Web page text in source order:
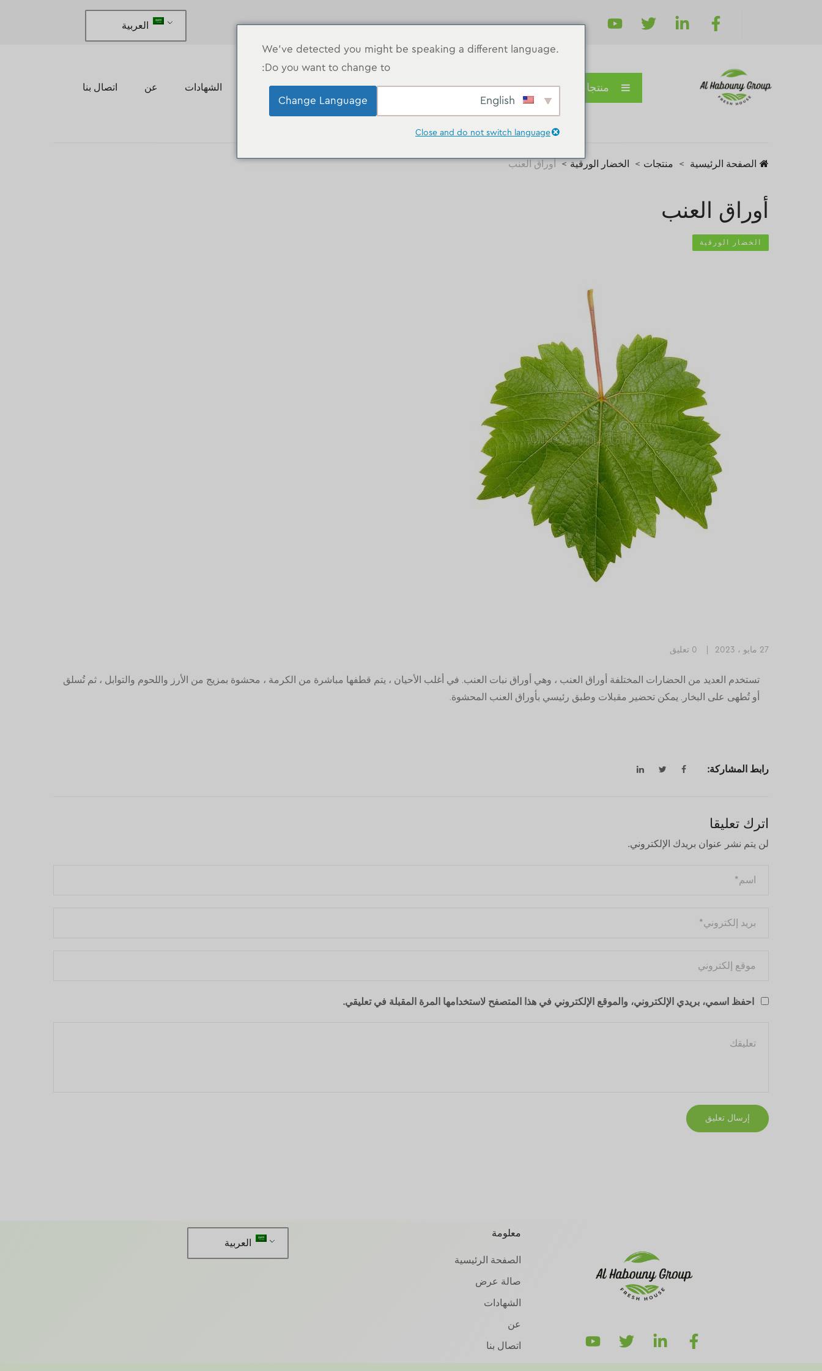
العربية
منتجات الصفحة الرئيسية صالة عرض الشهادات عن اتصال بنا
الصفحة الرئيسية منتجات الخضار الورقية أوراق العنب
أوراق العنب
الخضار الورقية
27 مايو ، 2023 0 تعليق
تستخدم العديد من الحضارات المختلفة أوراق العنب ، وهي أوراق نبات العنب. في أغلب الأحيان ، يتم قطفها مباشرة من الكرمة ، محشوة بمزيج من الأرز واللحوم والتوابل ، ثم تُسلق
أو تُطهى على البخار. يمكن تحضير مقبلات وطبق رئيسي بأوراق العنب المحشوة.
رابط المشاركة:
اترك تعليقا
لن يتم نشر عنوان بريدك الإلكتروني.
احفظ اسمي، بريدي الإلكتروني، والموقع الإلكتروني في هذا المتصفح لاستخدامها المرة المقبلة في تعليقي.
معلومة
الصفحة الرئيسية
صالة عرض
الشهادات
عن
اتصال بنا
العربية
We've detected you might be speaking a different language.
Do you want to change to:
Change Language
Close and do not switch language